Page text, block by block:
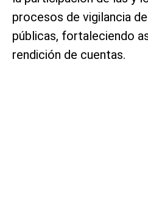
procesos de vigilancia
públicas, fortaleciendo
rendición de cuentas.